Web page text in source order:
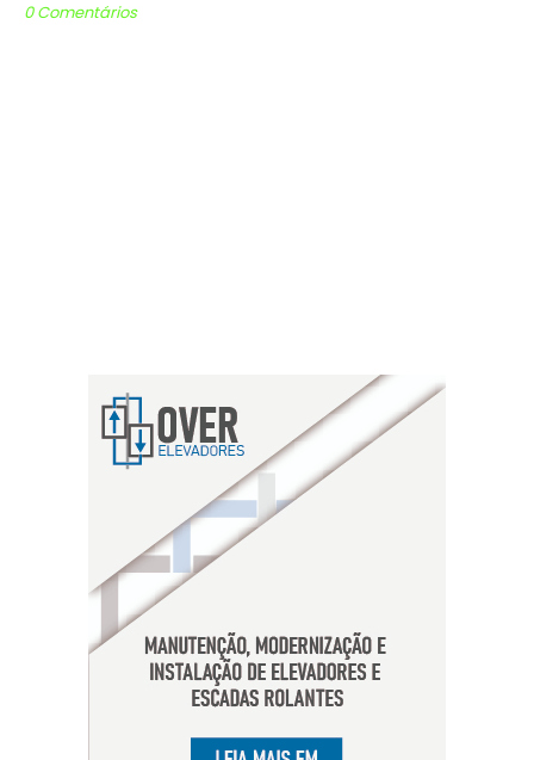
0 Comentários